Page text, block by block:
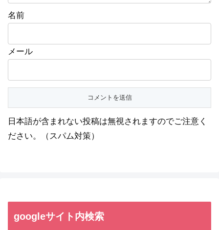
名前
メール
日本語が含まれない投稿は無視されますのでご注意く
ださい。（スパム対策）
googleサイト内検索